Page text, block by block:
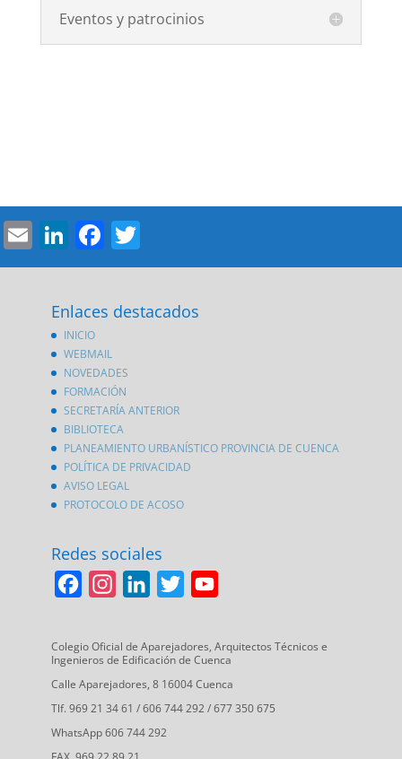
Eventos y patrocinios
EmailLinkedIn
Facebook
Enlaces destacados
INICIO
WEBMAIL
NOVEDADES
FORMACIÓN
SECRETARÍA ANTERIOR
BIBLIOTECA
PLANEAMIENTO URBANÍSTICO PROVINCIA DE CUENCA
POLÍTICA DE PRIVACIDAD
AVISO LEGAL
PROTOCOLO DE ACOSO
Redes sociales
c
e
b
o
s
t
a
g
k
e
d
i
t
t
e
u
T
u
b
Colegio Oficial de Aparejadores, Arquitectos Técnicos e
Ingenieros de Edificación de Cuenca
Calle Aparejadores, 8 16004 Cuenca
Tlf. 969 21 34 61 / 606 744 292 / 677 350 675
WhatsApp 606 744 292